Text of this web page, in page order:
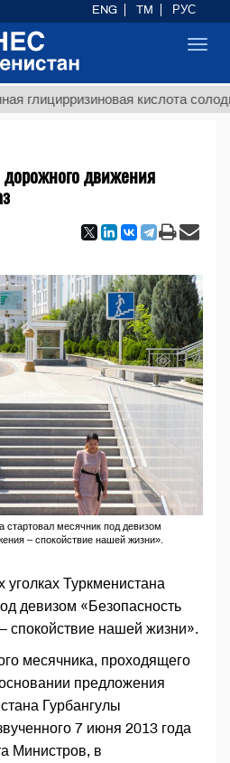
кислота солодкового
движения
стартовал месячник под девизом
– спокойствие нашей жизни».
уголках Туркменистана
девизом «Безопасность
спокойствие нашей жизни».
месячника, проходящего
предложения
Гурбангулы
7 июня 2013 года
Министров, в
ENG TM РУС